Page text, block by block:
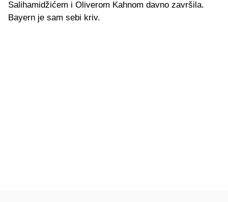
Salihamidžićem i Oliverom Kahnom davno završila.
Bayern je sam sebi kriv.